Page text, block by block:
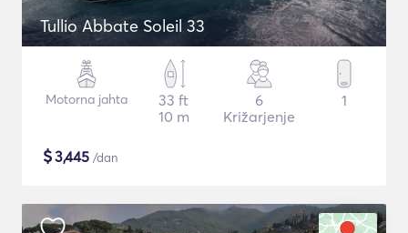
Tullio Abbate Soleil 33
Motorna jahta
33 ft
10 m
6
Križarjenje
1
$3,445 /dan